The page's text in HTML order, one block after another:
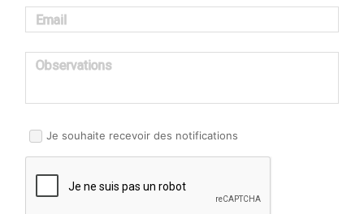
Email
Observations
Je souhaite recevoir des notifications